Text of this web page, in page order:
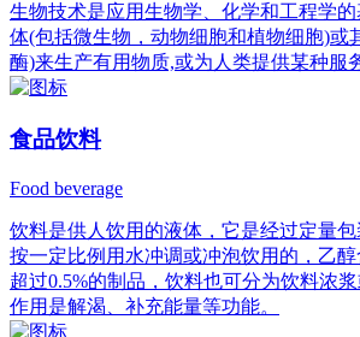
生物技术是应用生物学、化学和工程学
体(包括微生物，动物细胞和植物细胞)或
酶)来生产有用物质,或为人类提供某种服
食品饮料
Food beverage
饮料是供人饮用的液体，它是经过定量
按一定比例用水冲调或冲泡饮用的，乙
超过0.5%的制品，饮料也可分为饮料浓
作用是解渴、补充能量等功能。